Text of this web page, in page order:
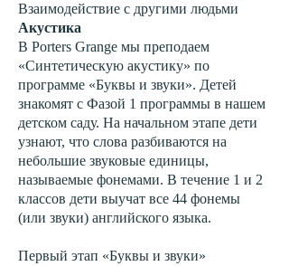
Взаимодействие с другими людьми
Акустика
В Porters Grange мы преподаем
«Синтетическую акустику» по
программе «Буквы и звуки». Детей
знакомят с Фазой 1 программы в нашем
детском саду. На начальном этапе дети
узнают, что слова разбиваются на
небольшие звуковые единицы,
называемые фонемами. В течение 1 и 2
классов дети выучат все 44 фонемы
(или звуки) английского языка.
Первый этап «Буквы и звуки»